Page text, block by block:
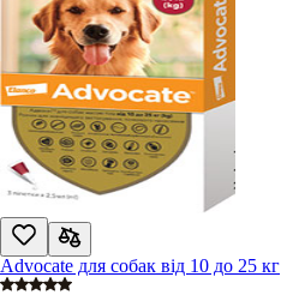
Advocate для собак від 10 до 25 кг